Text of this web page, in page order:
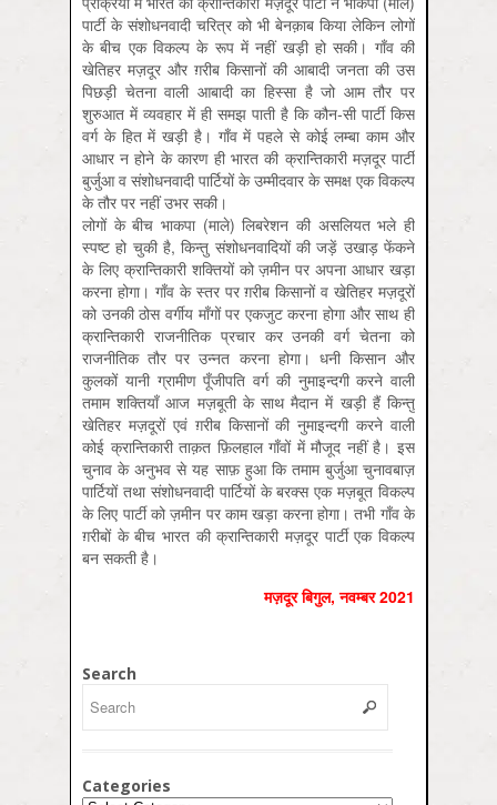
पार्टी के संशोधनवादी चरित्र को भी बेनक़ाब किया लेकिन लोगों
के बीच एक विकल्प के रूप में नहीं खड़ी हो सकी। गाँव की
खेतिहर मज़दूर और ग़रीब किसानों की आबादी जनता की उस
पिछड़ी चेतना वाली आबादी का हिस्सा है जो आम तौर पर
शुरुआत में व्यवहार में ही समझ पाती है कि कौन-सी पार्टी किस
वर्ग के हित में खड़ी है। गाँव में पहले से कोई लम्बा काम और
आधार न होने के कारण ही भारत की क्रान्तिकारी मज़दूर पार्टी
बुर्जुआ व संशोधनवादी पार्टियों के उम्मीदवार के समक्ष एक विकल्प
के तौर पर नहीं उभर सकी।
लोगों के बीच भाकपा (माले) लिबरेशन की असलियत भले ही
स्पष्ट हो चुकी है, किन्तु संशोधनवादियों की जड़ें उखाड़ फेंकने
के लिए क्रान्तिकारी शक्तियों को ज़मीन पर अपना आधार खड़ा
करना होगा। गाँव के स्तर पर ग़रीब किसानों व खेतिहर मज़दूरों
को उनकी ठोस वर्गीय माँगों पर एकजुट करना होगा और साथ ही
क्रान्तिकारी राजनीतिक प्रचार कर उनकी वर्ग चेतना को
राजनीतिक तौर पर उन्नत करना होगा। धनी किसान और
कुलकों यानी ग्रामीण पूँजीपति वर्ग की नुमाइन्दगी करने वाली
तमाम शक्तियाँ आज मज़बूती के साथ मैदान में खड़ी हैं किन्तु
खेतिहर मज़दूरों एवं ग़रीब किसानों की नुमाइन्दगी करने वाली
कोई क्रान्तिकारी ताक़त फ़िलहाल गाँवों में मौजूद नहीं है। इस
चुनाव के अनुभव से यह साफ़ हुआ कि तमाम बुर्जुआ चुनावबाज़
पार्टियों तथा संशोधनवादी पार्टियों के बरक्स एक मज़बूत विकल्प
के लिए पार्टी को ज़मीन पर काम खड़ा करना होगा। तभी गाँव के
ग़रीबों के बीच भारत की क्रान्तिकारी मज़दूर पार्टी एक विकल्प
बन सकती है।
मज़दूर बिगुल, नवम्बर 2021
Search
Categories